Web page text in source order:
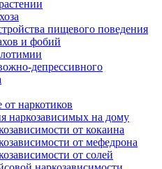
пищевого поведения
и фобий
депрессивного
наркотиков
наркозависимых на дому
от кокаина
от мефедрона
от солей